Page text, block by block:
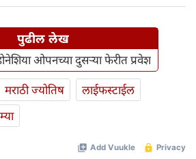
पुढील लेख
ओपनच्या दुसऱ्या फेरीत प्रवेश
मराठी ज्योतिष
लाईफस्टाईल